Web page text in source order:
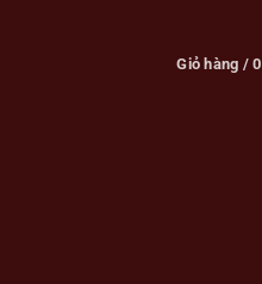
Giỏ hàng /0